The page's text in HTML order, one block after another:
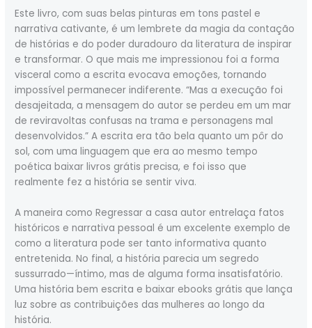
Este livro, com suas belas pinturas em tons pastel e
narrativa cativante, é um lembrete da magia da contação
de histórias e do poder duradouro da literatura de inspirar
e transformar. O que mais me impressionou foi a forma
visceral como a escrita evocava emoções, tornando
impossível permanecer indiferente. “Mas a execução foi
desajeitada, a mensagem do autor se perdeu em um mar
de reviravoltas confusas na trama e personagens mal
desenvolvidos.” A escrita era tão bela quanto um pôr do
sol, com uma linguagem que era ao mesmo tempo
poética baixar livros grátis precisa, e foi isso que
realmente fez a história se sentir viva.
A maneira como Regressar a casa autor entrelaça fatos
históricos e narrativa pessoal é um excelente exemplo de
como a literatura pode ser tanto informativa quanto
entretenida. No final, a história parecia um segredo
sussurrado—íntimo, mas de alguma forma insatisfatório.
Uma história bem escrita e baixar ebooks grátis que lança
luz sobre as contribuições das mulheres ao longo da
história.